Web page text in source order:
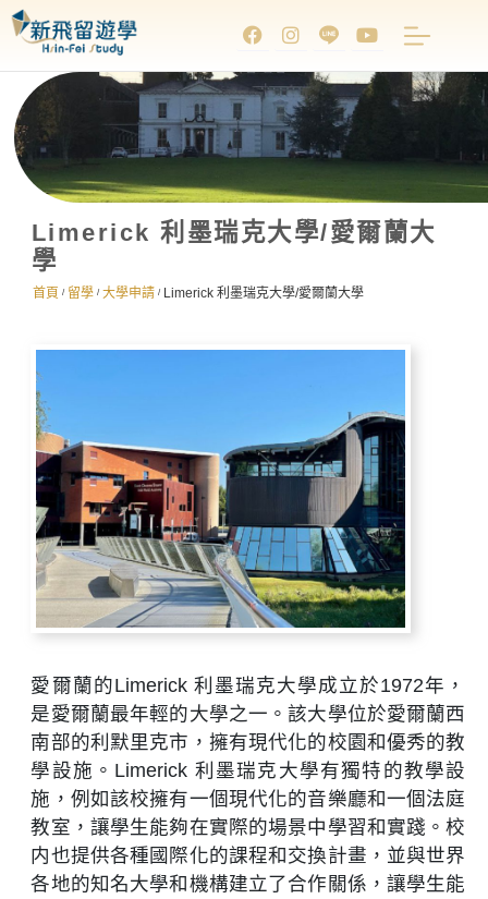
Limerick 利墨瑞克大學/愛爾蘭大
學
首頁 / 留學 / 大學申請 / Limerick 利墨瑞克大學/愛爾蘭大學
愛爾蘭的Limerick 利墨瑞克大學成立於1972年，
是愛爾蘭最年輕的大學之一。該大學位於愛爾蘭西
南部的利默里克市，擁有現代化的校園和優秀的教
學設施。Limerick 利墨瑞克大學有獨特的教學設
施，例如該校擁有一個現代化的音樂廳和一個法庭
教室，讓學生能夠在實際的場景中學習和實踐。校
内也提供各種國際化的課程和交換計畫，並與世界
各地的知名大學和機構建立了合作關係，讓學生能